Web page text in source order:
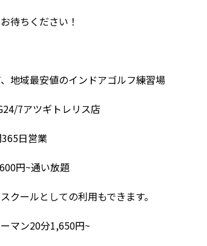
待ちください！
地域最安値のインドアゴルフ練習場
7アツギトレリス店
日営業
円~通い放題
クールとしての利用もできます。
マン20分1,650円~